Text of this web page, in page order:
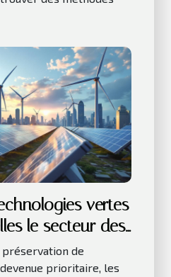
vertes
le secteur des
préservation de
prioritaire, les